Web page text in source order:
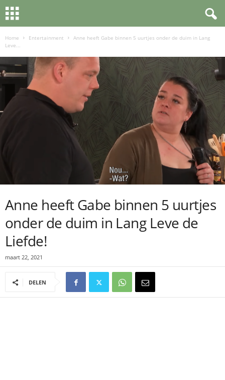
Home Entertainment
Anne heeft Gabe binnen 5 uurtjes onder de duim in Lang
Leve...
Anne heeft Gabe binnen 5 uurtjes
onder de duim in Lang Leve de
Liefde!
maart 22, 2021
DELEN